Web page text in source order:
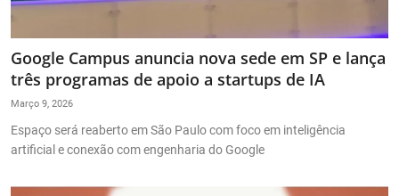
Google Campus anuncia nova sede em SP e lança
três programas de apoio a startups de IA
Março 9, 2026
Espaço será reaberto em São Paulo com foco em inteligência
artificial e conexão com engenharia do Google